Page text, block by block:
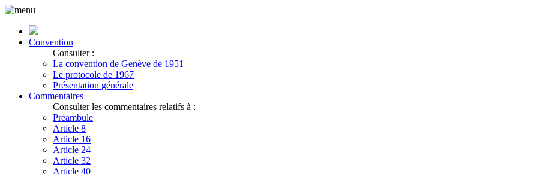
Convention
Consulter :
La convention de Genève de 1951
Le protocole de 1967
Présentation générale
Commentaires
Consulter les commentaires relatifs à :
Préambule
Article 8
Article 16
Article 24
Article 32
Article 40